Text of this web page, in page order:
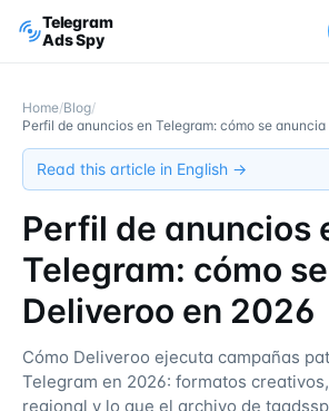
Telegram
Ads Spy
Home/Blog/
Perfil de anuncios en Telegram: cómo se
Read this article in English →
Perfil de anuncios
Telegram: cómo
Deliveroo en 2026
Cómo Deliveroo ejecuta campañas
Telegram en 2026: formatos
regional y lo que el archivo de